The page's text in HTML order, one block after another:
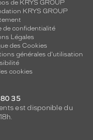
de KRYS GROUP
KRYS GROUP
de confidentialité
Légales
des Cookies
générales d'utilisation
cookies
35
est disponible du